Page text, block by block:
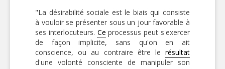
"La désirabilité sociale est le biais qui consiste
à vouloir se présenter sous un jour favorable à
ses interlocuteurs. Ce processus peut s'exercer
de façon implicite, sans qu'on en ait
conscience, ou au contraire être le résultat
d'une volonté consciente de manipuler son